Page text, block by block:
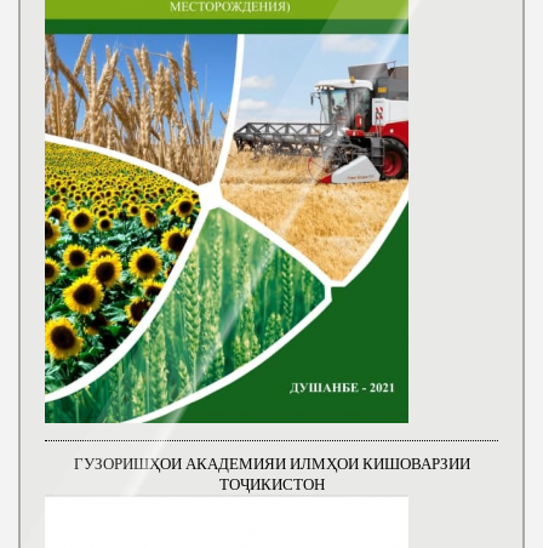
ГУЗОРИШҲОИ АКАДЕМИЯИ ИЛМҲОИ КИШОВАРЗИИ
ТОҶИКИСТОН